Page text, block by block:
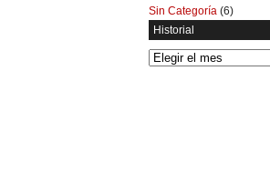
Sin Categoría (6)
Historial
Historial